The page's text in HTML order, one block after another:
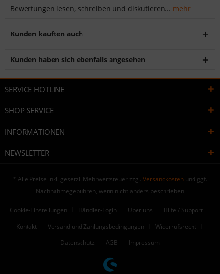
Bewertungen lesen, schreiben und diskutieren... mehr
Kunden kauften auch
Kunden haben sich ebenfalls angesehen
SERVICE HOTLINE
SHOP SERVICE
INFORMATIONEN
NEWSLETTER
* Alle Preise inkl. gesetzl. Mehrwertsteuer zzgl. Versandkosten und ggf.
Nachnahmegebühren, wenn nicht anders beschrieben
Cookie-Einstellungen Händler-Login Über uns
Hilfe / Support
Kontakt
Versand und Zahlungsbedingungen
Widerrufsrecht
Datenschutz
AGB Impressum